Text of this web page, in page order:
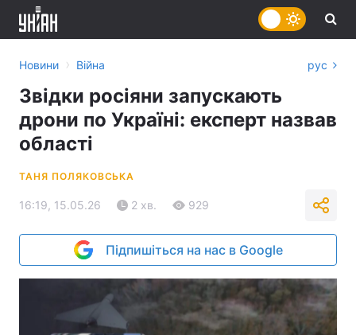
Новини › Війна рус
Звідки росіяни запускають
дрони по Україні: експерт назвав
області
ТАНЯ ПОЛЯКОВСЬКА
16:19, 15.05.26 2 хв. 929
Підпишіться на нас в Google